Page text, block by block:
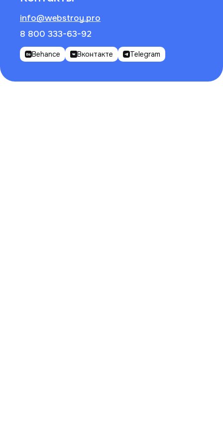
info@webstroy.pro
8 800 333-63-92
Behance Вконтакте Telegram